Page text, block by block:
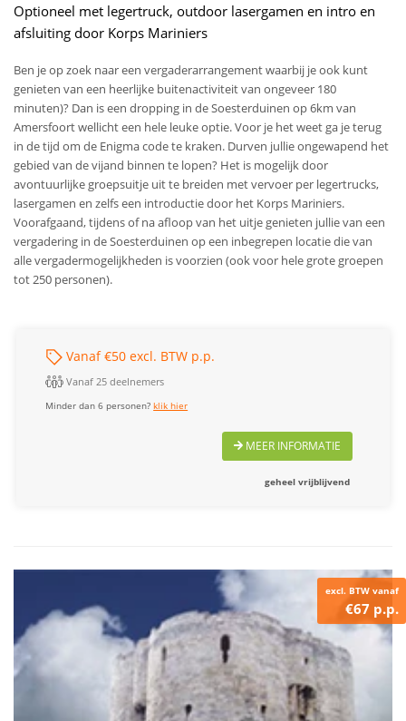
Optioneel met legertruck, outdoor lasergamen en intro en
afsluiting door Korps Mariniers
Ben je op zoek naar een vergaderarrangement waarbij je ook kunt
genieten van een heerlijke buitenactiviteit van ongeveer 180
minuten)? Dan is een dropping in de Soesterduinen op 6km van
Amersfoort wellicht een hele leuke optie. Voor je het weet ga je terug
in de tijd om de Enigma code te kraken. Durven jullie ongewapend het
gebied van de vijand binnen te lopen? Het is mogelijk door
avontuurlijke groepsuitje uit te breiden met vervoer per legertrucks,
lasergamen en zelfs een introductie door het Korps Mariniers.
Voorafgaand, tijdens of na afloop van het uitje genieten jullie van een
vergadering in de Soesterduinen op een inbegrepen locatie die van
alle vergadermogelijkheden is voorzien (ook voor hele grote groepen
tot 250 personen).
Vanaf €50 excl. BTW p.p.
Vanaf 25 deelnemers
Minder dan 6 personen?klik hier
MEER INFORMATIE
geheel vrijblijvend
excl. BTW vanaf
€67 p.p.